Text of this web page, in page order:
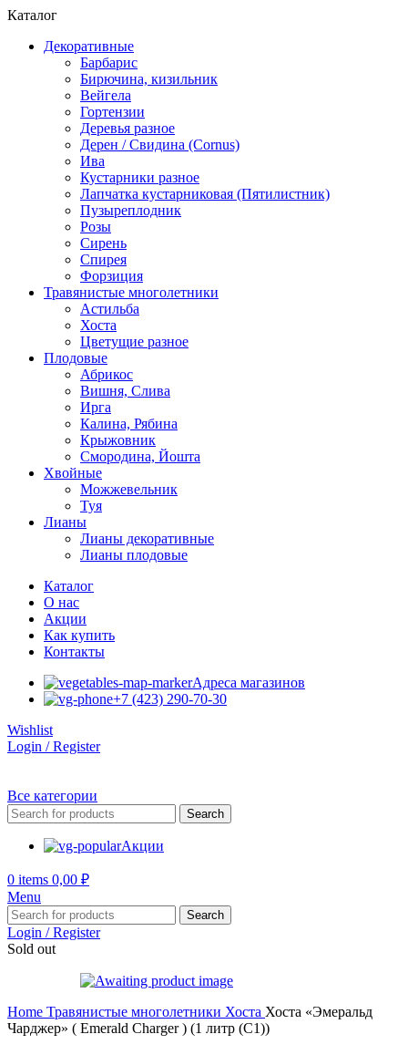
Каталог
Декоративные
Барбарис
Бирючина, кизильник
Вейгела
Гортензии
Деревья разное
Дерен / Свидина (Cornus)
Ива
Кустарники разное
Лапчатка кустарниковая (Пятилистник)
Пузыреплодник
Розы
Сирень
Спирея
Форзиция
Травянистые многолетники
Астильба
Хоста
Цветущие разное
Плодовые
Абрикос
Вишня, Слива
Ирга
Калина, Рябина
Крыжовник
Смородина, Йошта
Хвойные
Можжевельник
Туя
Лианы
Лианы декоративные
Лианы плодовые
Каталог
О нас
Акции
Как купить
Контакты
Адреса магазинов
+7 (423) 290-70-30
Wishlist
Login / Register
Все категории
Search
Акции
0 items 0,00 ₽
Menu
Search
Login / Register
Sold out
Home Травянистые многолетники Хоста Хоста «Эмеральд
Чарджер» ( Emerald Charger ) (1 литр (С1))